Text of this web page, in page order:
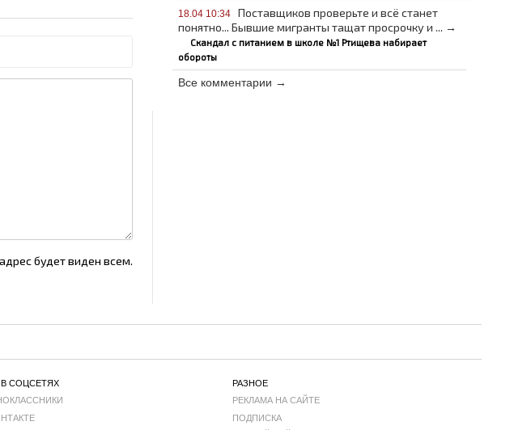
будет виден всем.
18.04 10:34
Поставщиков проверьте и всё станет
понятно... Бывшие мигранты тащат просрочку и ... →
Скандал с питанием в школе №1 Ртищева набирает
обороты
Все комментарии →
СОЦСЕТЯХ
РАЗНОЕ
РЕКЛАМА НА САЙТЕ
ПОДПИСКА